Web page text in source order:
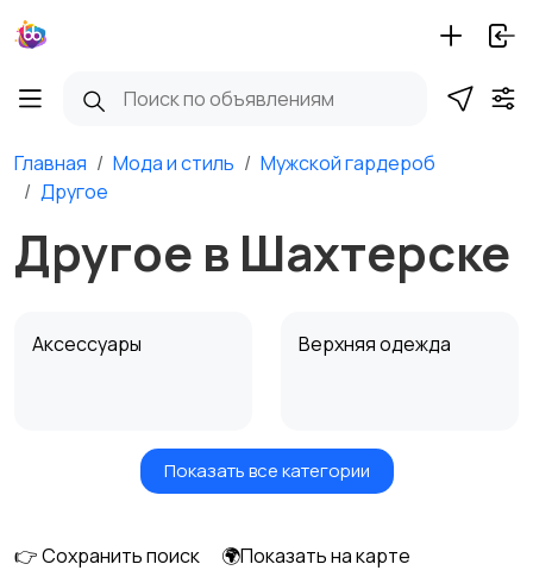
Главная Мода и стиль
Мужской гардероб
Другое
Другое в Шахтерске
Аксессуары Верхняя одежда
Головные уборы Домашняя одежда
Показать все категории
👉 Сохранить поиск
🌍Показать на карте